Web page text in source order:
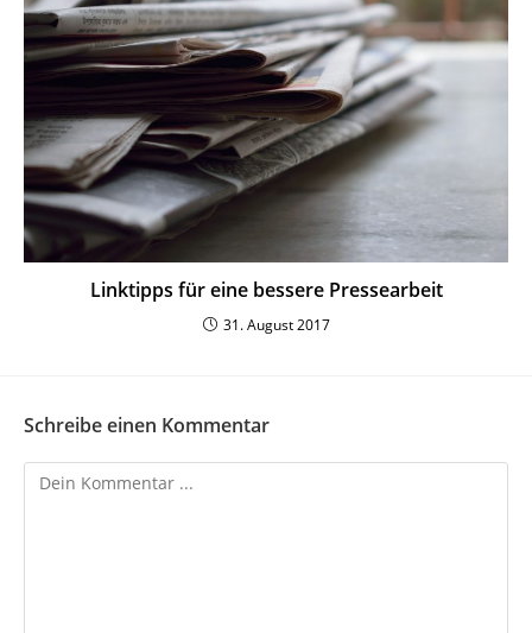
Link­tipps für eine bessere Pressearbeit
31. August 2017
Schreibe einen Kommentar
Kommentieren